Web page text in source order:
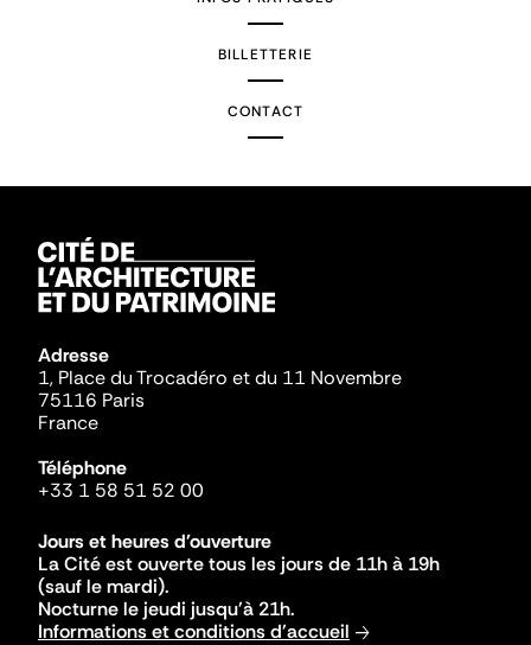
BILLETTERIE
CONTACT
Adresse
1, Place du Trocadéro et du 11 Novembre
75116 Paris
France
Téléphone
+33 1 58 51 52 00
Jours et heures d'ouverture
La Cité est ouverte tous les jours de 11h à 19h
(sauf le mardi).
Nocturne le jeudi jusqu'à 21h.
Informations et conditions d'accueil